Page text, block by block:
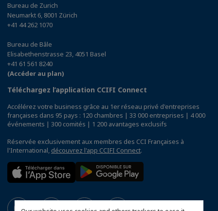
Bureau de Zurich
Neumarkt 6, 8001 Zürich
+41 44 262 1070
Bureau de Bâle
Elisabethenstrasse 23, 4051 Basel
+41 61 561 8240
(Accéder au plan)
Téléchargez l’application CCIFI Connect
Accélérez votre business grâce au 1er réseau privé d'entreprises
françaises dans 95 pays : 120 chambres | 33 000 entreprises | 4 000
événements | 300 comités | 1 200 avantages exclusifs
Réservée exclusivement aux membres des CCI Françaises à
l'International, découvrez l'app CCIFI Connect.